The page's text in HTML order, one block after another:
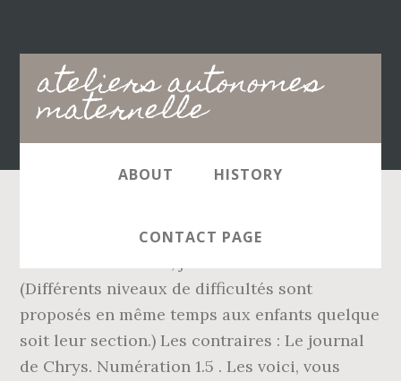
ateliers autonomes
maternelle
Main
navigation
ABOUT HISTORY
CONTACT PAGE
Voir plus d'idées sur le thème maternelle,
(Différents niveaux de difficultés sont
proposés en même temps aux enfants quelque
soit leur section.) Les contraires : Le journal
de Chrys. Numération 1.5 . Les voici, vous